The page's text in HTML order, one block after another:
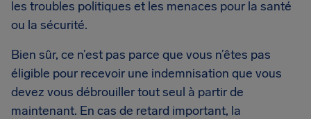
les troubles politiques et les menaces pour la santé
ou la sécurité.
Bien sûr, ce n’est pas parce que vous n’êtes pas
éligible pour recevoir une indemnisation que vous
devez vous débrouiller tout seul à partir de
maintenant. En cas de retard important, la